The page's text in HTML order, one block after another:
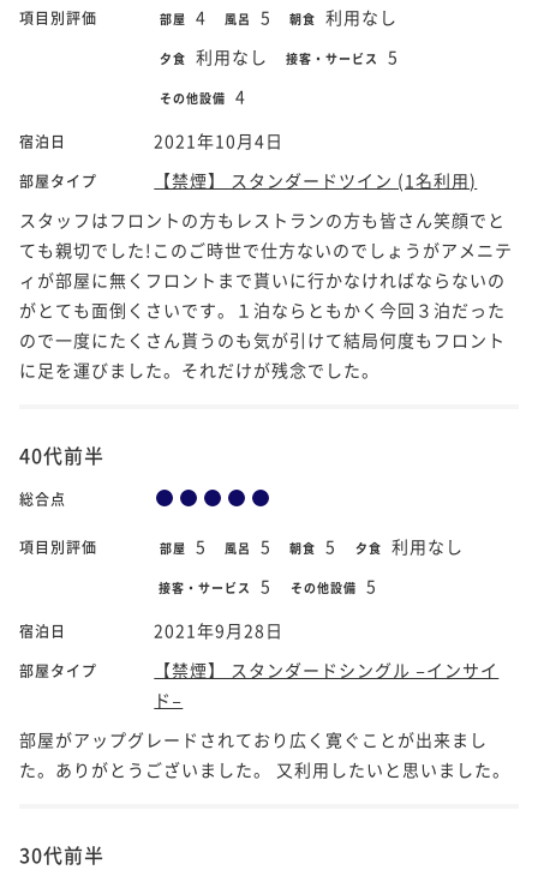
項目別評価 部屋 4 風呂 5 朝食 利用なし
夕食 利用なし 接客・サービス 5
その他設備 4
宿泊日 2021年10月4日
部屋タイプ
【禁煙】 スタンダードツイン (1名利用)
スタッフはフロントの方もレストランの方も皆さん笑顔でと
ても親切でした!このご時世で仕方ないのでしょうがアメニテ
ィが部屋に無くフロントまで貰いに行かなければならないの
がとても面倒くさいです。１泊ならともかく今回３泊だった
ので一度にたくさん貰うのも気が引けて結局何度もフロント
に足を運びました。それだけが残念でした。
40代前半
総合点
項目別評価 部屋 5 風呂 5 朝食 5 夕食 利用なし
接客・サービス 5 その他設備 5
宿泊日 2021年9月28日
部屋タイプ
【禁煙】 スタンダードシングル −インサイ
ド−
部屋がアップグレードされており広く寛ぐことが出来まし
た。ありがとうございました。 又利用したいと思いました。
30代前半